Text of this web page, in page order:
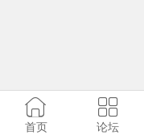
首页 论坛